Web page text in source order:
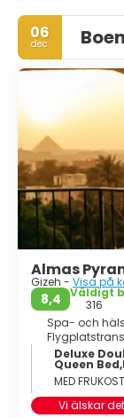
06
dec.
Almas
Gizeh - Visa på
8,4
Väldigt
316
Spa- och
Deluxe
Queen
MED FRUKOST
Vi älskar det